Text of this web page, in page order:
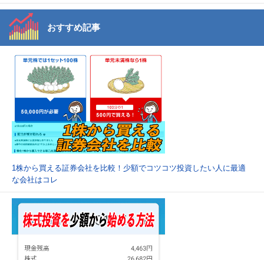
おすすめ記事
1株から買える証券会社を比較！少額でコツコツ投資したい人に最適
な会社はコレ